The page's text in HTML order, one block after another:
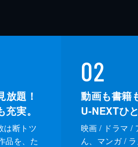
放題！
実。
は断トツ
品を、た
02
動画も書籍
U-NEXTひ
映画 / ドラマ /
ん、マンガ /